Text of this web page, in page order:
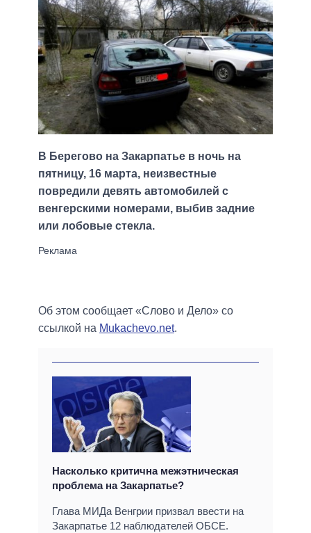
В Берегово на Закарпатье в ночь на
пятницу, 16 марта, неизвестные
повредили девять автомобилей с
венгерскими номерами, выбив задние
или лобовые стекла.
Об этом сообщает «Слово и Дело» со
ссылкой на Мukachevo.net.
Насколько критична межэтническая
проблема на Закарпатье?
Глава МИДа Венгрии призвал ввести на
Закарпатье 12 наблюдателей ОБСЕ.